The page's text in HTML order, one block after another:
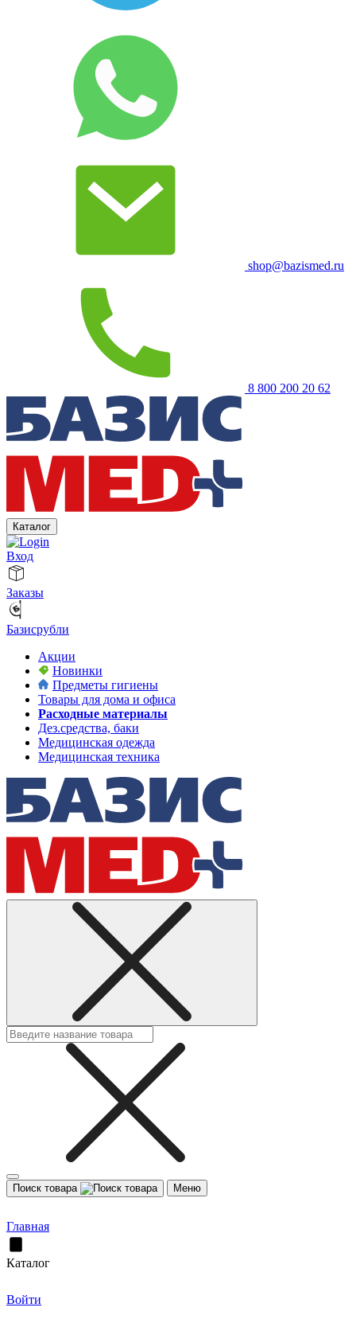
shop@bazismed.ru
8 800 200 20 62
Каталог
Вход
Заказы
Базисрубли
Акции
Новинки
Предметы гигиены
Товары для дома и офиса
Расходные материалы
Дез.средства, баки
Медицинская одежда
Медицинская техника
Поиск товара Меню
Главная
Каталог
Войти